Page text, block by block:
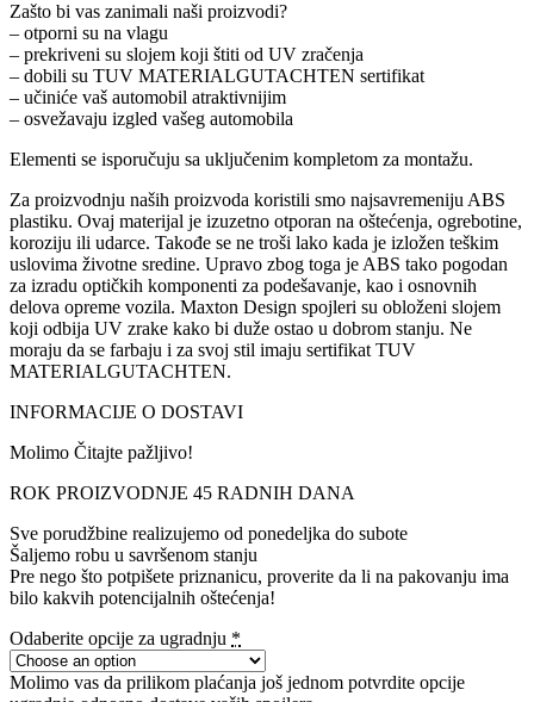
Zašto bi vas zanimali naši proizvodi?
– otporni su na vlagu
– prekriveni su slojem koji štiti od UV zračenja
– dobili su TUV MATERIALGUTACHTEN sertifikat
– učiniće vaš automobil atraktivnijim
– osvežavaju izgled vašeg automobila
Elementi se isporučuju sa uključenim kompletom za montažu.
Za proizvodnju naših proizvoda koristili smo najsavremeniju ABS
plastiku. Ovaj materijal je izuzetno otporan na oštećenja, ogrebotine,
koroziju ili udarce. Takođe se ne troši lako kada je izložen teškim
uslovima životne sredine. Upravo zbog toga je ABS tako pogodan
za izradu optičkih komponenti za podešavanje, kao i osnovnih
delova opreme vozila. Maxton Design spojleri su obloženi slojem
koji odbija UV zrake kako bi duže ostao u dobrom stanju. Ne
moraju da se farbaju i za svoj stil imaju sertifikat TUV
MATERIALGUTACHTEN.
INFORMACIJE O DOSTAVI
Molimo Čitajte pažljivo!
ROK PROIZVODNJE 45 RADNIH DANA
Sve porudžbine realizujemo od ponedeljka do subote
Šaljemo robu u savršenom stanju
Pre nego što potpišete priznanicu, proverite da li na pakovanju ima
bilo kakvih potencijalnih oštećenja!
Odaberite opcije za ugradnju *
Molimo vas da prilikom plaćanja još jednom potvrdite opcije